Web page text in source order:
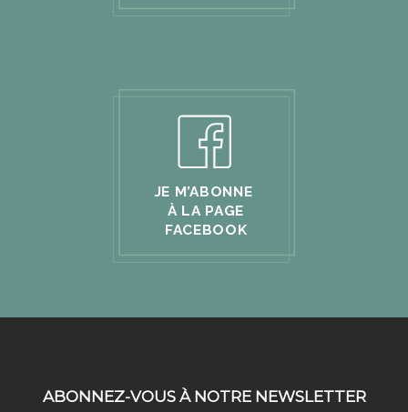
JE M’ABONNE
À LA PAGE
FACEBOOK
ABONNEZ-VOUS À NOTRE NEWSLETTER